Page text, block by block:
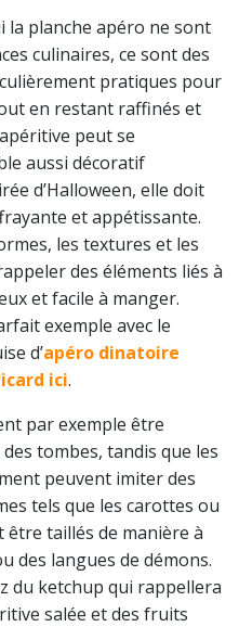
la planche apéro ne sont
culinaires, ce sont des
pratiques pour
en restant raffinés et
peut se
aussi décoratif
d’Halloween, elle doit
et appétissante.
les textures et les
des éléments liés à
et facile à manger.
exemple avec le
d’apéro dinatoire
ici.
par exemple être
tombes, tandis que les
peuvent imiter des
tels que les carottes ou
taillés de manière à
des langues de démons.
du ketchup qui rappellera
salée et des fruits